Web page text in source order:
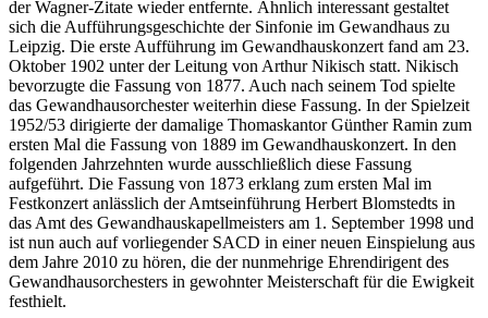
der Wagner-Zitate wieder entfernte. Ähnlich interessant gestaltet
sich die Aufführungsgeschichte der Sinfonie im Gewandhaus zu
Leipzig. Die erste Aufführung im Gewandhauskonzert fand am 23.
Oktober 1902 unter der Leitung von Arthur Nikisch statt. Nikisch
bevorzugte die Fassung von 1877. Auch nach seinem Tod spielte
das Gewandhausorchester weiterhin diese Fassung. In der Spielzeit
1952/53 dirigierte der damalige Thomaskantor Günther Ramin zum
ersten Mal die Fassung von 1889 im Gewandhauskonzert. In den
folgenden Jahrzehnten wurde ausschließlich diese Fassung
aufgeführt. Die Fassung von 1873 erklang zum ersten Mal im
Festkonzert anlässlich der Amtseinführung Herbert Blomstedts in
das Amt des Gewandhauskapellmeisters am 1. September 1998 und
ist nun auch auf vorliegender SACD in einer neuen Einspielung aus
dem Jahre 2010 zu hören, die der nunmehrige Ehrendirigent des
Gewandhausorchesters in gewohnter Meisterschaft für die Ewigkeit
festhielt.